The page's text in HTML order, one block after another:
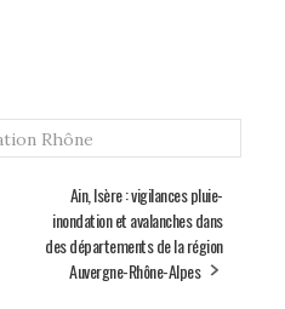
Rhône
Ain, Isère : vigilances pluie-
inondation et avalanches dans
des départements de la région
Auvergne-Rhône-Alpes